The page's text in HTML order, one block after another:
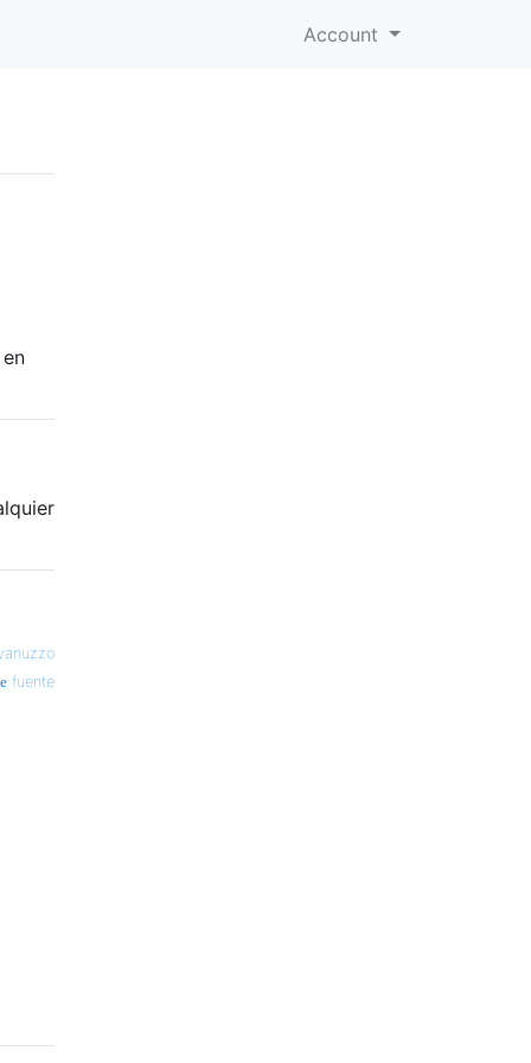
Account
fuente